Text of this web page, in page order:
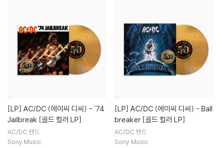
[LP] AC/DC (에이씨 디씨) - '74
Jailbreak [골드 컬러 LP]
AC/DC 밴드
Sony Music
[LP] AC/DC (에이씨 디씨) - Ball
breaker [골드 컬러 LP]
AC/DC 밴드
Sony Music